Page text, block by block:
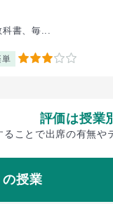
科書、毎...
単 3
評価は授業
ることで出席の有無や
授業